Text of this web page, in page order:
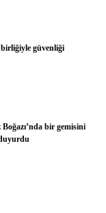
güvenliği
bir gemisini
duyurdu